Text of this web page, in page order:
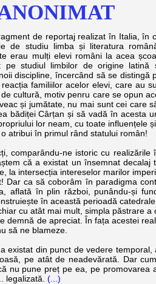
de reportaj realizat în Italia, în
de studiu limba și literatura
erau mulți elevi români la acea
pe studiul limbilor de origine
discipline, încercând să se distingă
familiilor acelor elevi, care au
cultură, motiv penru care se opun
și jumătate, nu mai sunt cei care
bădiței Cârțan și să vadă în acesta
lor neam, cu toate influențele
atribui în primul rând statului român!
ne istoric cu realizările
că a existat un însemnat decalaj
la intersecția intereselor marilor
Dar ca să coborâm în paradigma
aflată în plin război, punându-și
în această perioadă
cu atât mai mult, simpla păstrare
demnă de apreciat. În fața acestei
să ne blameze.
existat din punct de vedere
pe atât de neadevărată. Dar
nu pune preț pe ea, pe promovarea
legalizată. (...)